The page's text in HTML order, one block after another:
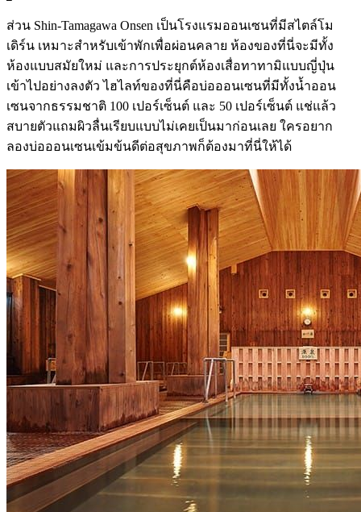
ส่วน Shin-Tamagawa Onsen เป็นโรงแรมออนเซนที่มีสไตล์โม
เดิร์น เหมาะสำหรับเข้าพักเพื่อผ่อนคลาย ห้องของที่นี่จะมีทั้ง
ห้องแบบสมัยใหม่ และการประยุกต์ห้องเสื่อทาทามิแบบญี่ปุ่น
เข้าไปอย่างลงตัว ไฮไลท์ของที่นี่คือบ่อออนเซนที่มีทั้งน้ำออน
เซนจากธรรมชาติ 100 เปอร์เซ็นต์ และ 50 เปอร์เซ็นต์ แช่แล้ว
สบายตัวแถมผิวลื่นเรียบแบบไม่เคยเป็นมาก่อนเลย ใครอยาก
ลองบ่อออนเซนเข้มข้นดีต่อสุขภาพก็ต้องมาที่นี่ให้ได้